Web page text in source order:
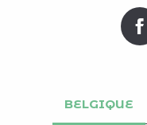
BELGIQUE